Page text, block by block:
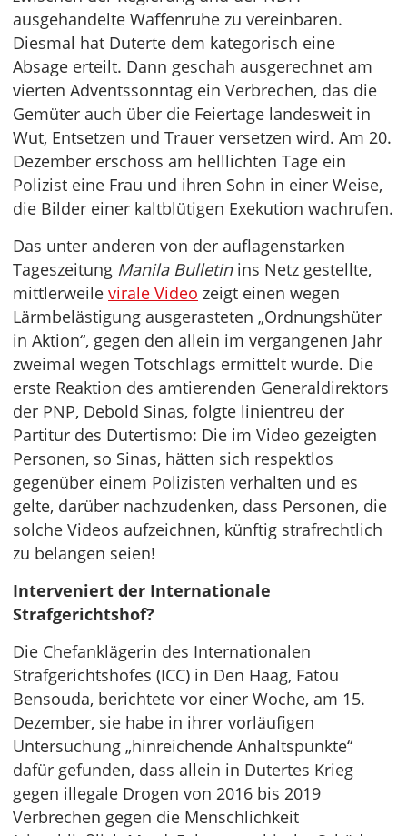
ausgehandelte Waffenruhe zu vereinbaren.
Diesmal hat Duterte dem kategorisch eine
Absage erteilt. Dann geschah ausgerechnet am
vierten Adventssonntag ein Verbrechen, das die
Gemüter auch über die Feiertage landesweit in
Wut, Entsetzen und Trauer versetzen wird. Am 20.
Dezember erschoss am helllichten Tage ein
Polizist eine Frau und ihren Sohn in einer Weise,
die Bilder einer kaltblütigen Exekution wachrufen.
Das unter anderen von der auflagenstarken
Tageszeitung Manila Bulletinins Netz gestellte,
mittlerweile virale Video zeigt einen wegen
Lärmbelästigung ausgerasteten „Ordnungshüter
in Aktion“, gegen den allein im vergangenen Jahr
zweimal wegen Totschlags ermittelt wurde. Die
erste Reaktion des amtierenden Generaldirektors
der PNP, Debold Sinas, folgte linientreu der
Partitur des Dutertismo: Die im Video gezeigten
Personen, so Sinas, hätten sich respektlos
gegenüber einem Polizisten verhalten und es
gelte, darüber nachzudenken, dass Personen, die
solche Videos aufzeichnen, künftig strafrechtlich
zu belangen seien!
Interveniert der Internationale
Strafgerichtshof?
Die Chefanklägerin des Internationalen
Strafgerichtshofes (ICC) in Den Haag, Fatou
Bensouda, berichtete vor einer Woche, am 15.
Dezember, sie habe in ihrer vorläufigen
Untersuchung „hinreichende Anhaltspunkte“
dafür gefunden, dass allein in Dutertes Krieg
gegen illegale Drogen von 2016 bis 2019
Verbrechen gegen die Menschlichkeit